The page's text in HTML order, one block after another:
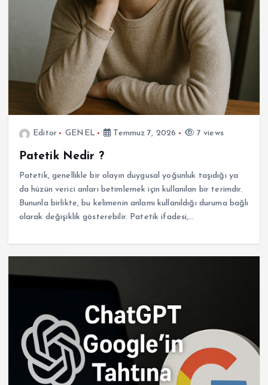
Editor GENEL Temmuz 7, 2026 7 views
Patetik Nedir ?
Patetik, genellikle bir olayın duygusal yoğunluk taşıdığı ya
da hüzün verici anları betimlemek için kullanılan bir terimdir.
Bununla birlikte, bu kelimenin anlamı kullanıldığı duruma bağlı
olarak değişiklik gösterebilir. Patetik ifadesi,…